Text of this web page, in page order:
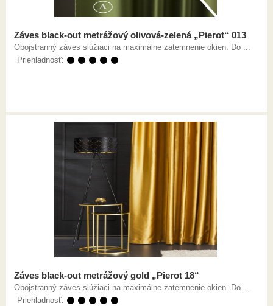
Záves black-out metrážový olivová-zelená „Pierot“ 013
Obojstranný záves slúžiaci na maximálne zatemnenie okien. Do ...
Priehladnosť: ⚫ ⚫ ⚫ ⚫ ⚫
Záves black-out metrážový gold „Pierot 18“
Obojstranný záves slúžiaci na maximálne zatemnenie okien. Do ...
Priehladnosť: ⚫ ⚫ ⚫ ⚫ ⚫